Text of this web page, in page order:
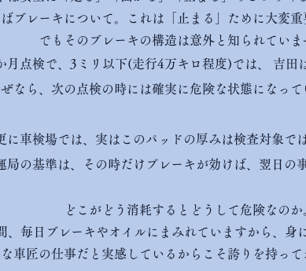
ブレーキについて。これは「止まる」ために大変重
でもそのブレーキの構造は意外と知られていま
月点検で、3ミリ以下(走行4万キロ程度)では、 吉田
ぜなら、次の点検の時には確実に危険な状態になって
に車検場では、実はこのパッドの厚みは検査対象で
局の基準は、その時だけブレーキが効けば、翌日の
どこがどう消耗するとどうして危険なのか
、毎日ブレーキやオイルにまみれていますから、身
車匠の仕事だと実感しているからこそ誇りを持って